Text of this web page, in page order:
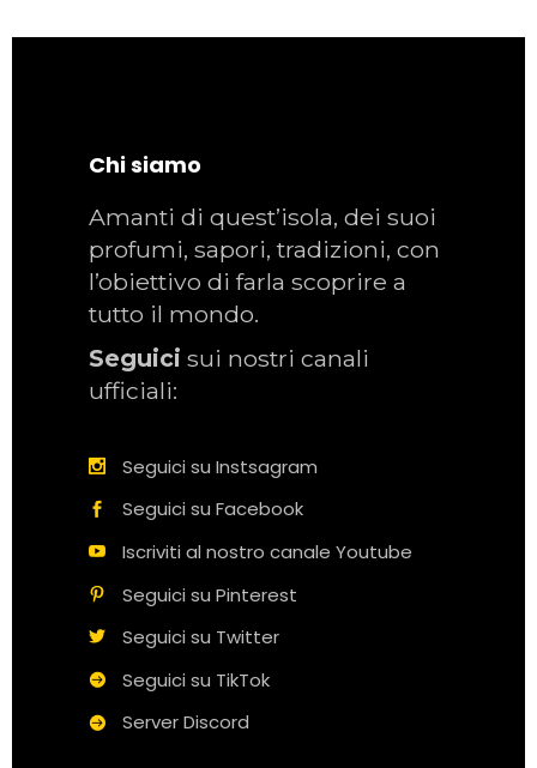
Chi siamo
Amanti di quest’isola, dei suoi
profumi, sapori, tradizioni, con
l’obiettivo di farla scoprire a
tutto il mondo.
Seguici sui nostri canali
ufficiali:
Seguici su Instsagram
Seguici su Facebook
Iscriviti al nostro canale Youtube
Seguici su Pinterest
Seguici su Twitter
Seguici su TikTok
Server Discord